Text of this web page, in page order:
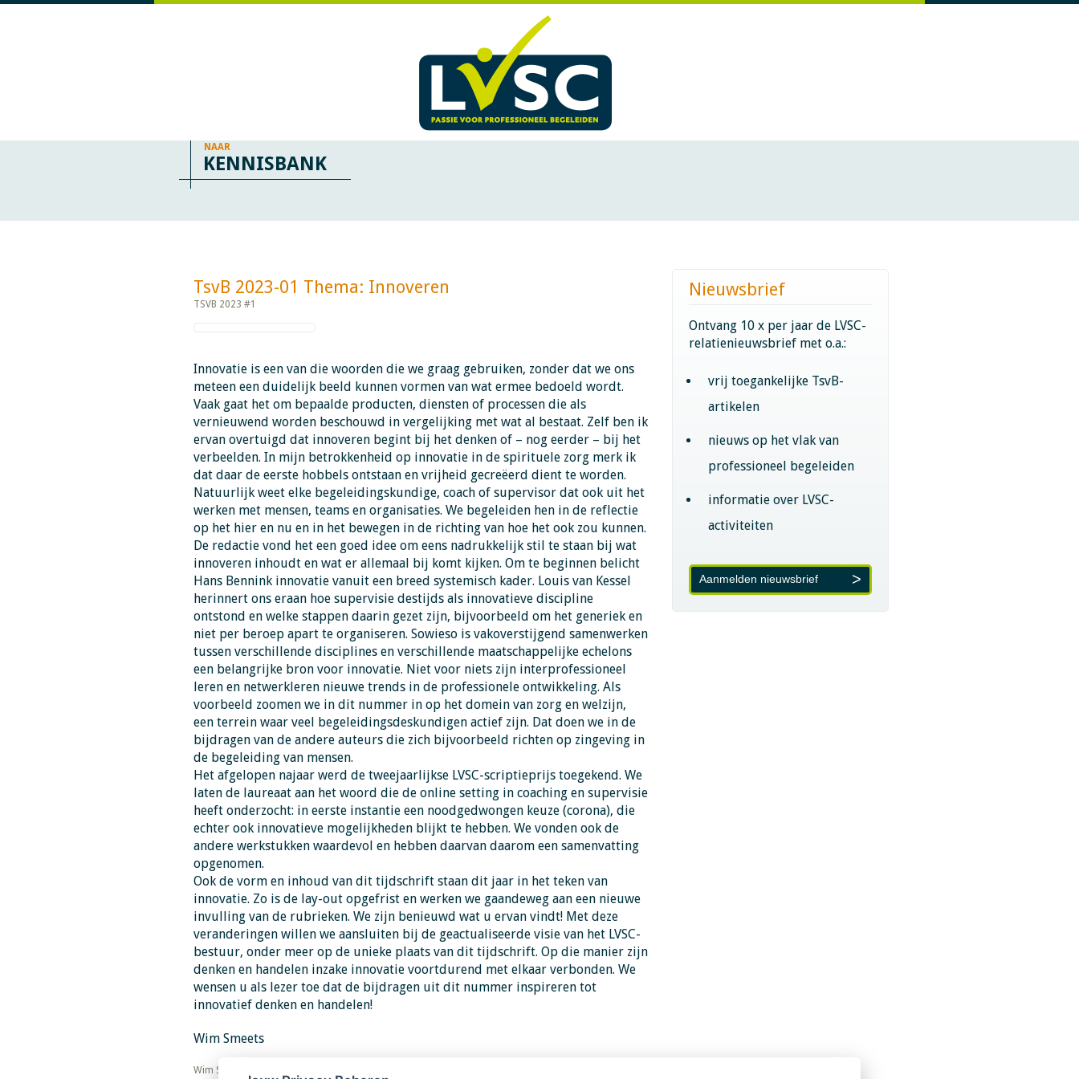
NAAR
KENNISBANK
TsvB 2023-01 Thema: Innoveren​​​​​​
TSVB 2023 #1
Innovatie is een van die woorden die we graag gebruiken, zonder dat we ons
meteen een duidelijk beeld kunnen vormen van wat ermee bedoeld wordt.
Vaak gaat het om bepaalde producten, diensten of processen die als
vernieuwend worden beschouwd in vergelijking met wat al bestaat. Zelf ben ik
ervan overtuigd dat innoveren begint bij het denken of – nog eerder – bij het
verbeelden. In mijn betrokkenheid op innovatie in de spirituele zorg merk ik
dat daar de eerste hobbels ontstaan en vrijheid gecreëerd dient te worden.
Natuurlijk weet elke begeleidingskundige, coach of supervisor dat ook uit het
werken met mensen, teams en organisaties. We begeleiden hen in de reflectie
op het hier en nu en in het bewegen in de richting van hoe het ook zou kunnen.
De redactie vond het een goed idee om eens nadrukkelijk stil te staan bij wat
innoveren inhoudt en wat er allemaal bij komt kijken. Om te beginnen belicht
Hans Bennink innovatie vanuit een breed systemisch kader. Louis van Kessel
herinnert ons eraan hoe supervisie destijds als innovatieve discipline
ontstond en welke stappen daarin gezet zijn, bijvoorbeeld om het generiek en
niet per beroep apart te organiseren. Sowieso is vakoverstijgend samenwerken
tussen verschillende disciplines en verschillende maatschappelijke echelons
een belangrijke bron voor innovatie. Niet voor niets zijn interprofessioneel
leren en netwerkleren nieuwe trends in de professionele ontwikkeling. Als
voorbeeld zoomen we in dit nummer in op het domein van zorg en welzijn,
een terrein waar veel begeleidingsdeskundigen actief zijn. Dat doen we in de
bijdragen van de andere auteurs die zich bijvoorbeeld richten op zingeving in
de begeleiding van mensen.
Het afgelopen najaar werd de tweejaarlijkse LVSC-scriptieprijs toegekend. We
laten de laureaat aan het woord die de online setting in coaching en supervisie
heeft onderzocht: in eerste instantie een noodgedwongen keuze (corona), die
echter ook innovatieve mogelijkheden blijkt te hebben. We vonden ook de
andere werkstukken waardevol en hebben daarvan daarom een samenvatting
opgenomen.
Ook de vorm en inhoud van dit tijdschrift staan dit jaar in het teken van
innovatie. Zo is de lay-out opgefrist en werken we gaandeweg aan een nieuwe
invulling van de rubrieken. We zijn benieuwd wat u ervan vindt! Met deze
veranderingen willen we aansluiten bij de geactualiseerde visie van het LVSC-
bestuur, onder meer op de unieke plaats van dit tijdschrift. Op die manier zijn
denken en handelen inzake innovatie voortdurend met elkaar verbonden. We
wensen u als lezer toe dat de bijdragen uit dit nummer inspireren tot
innovatief denken en handelen!
Wim Smeets
​​​​​​​Wim Smeets
Nieuwsbrief
Ontvang 10 x per jaar de LVSC-
relatienieuwsbrief met o.a.:
vrij toegankelijke TsvB-
artikelen
nieuws op het vlak van
professioneel begeleiden
informatie over LVSC-
activiteiten
Aanmelden nieuwsbrief